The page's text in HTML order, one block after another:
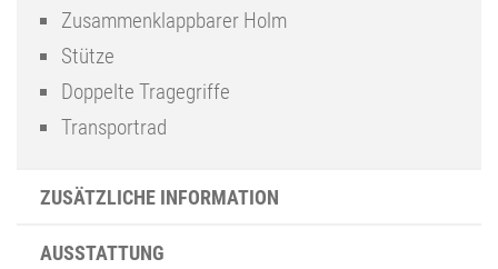
Zusammenklappbarer Holm
Stütze
Doppelte Tragegriffe
Transportrad
ZUSÄTZLICHE INFORMATION
AUSSTATTUNG